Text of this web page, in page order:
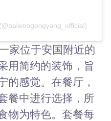
家位于安国附近的
用简约的装饰，旨
的感觉。在餐厅，
餐中进行选择，所
物为特色。套餐每